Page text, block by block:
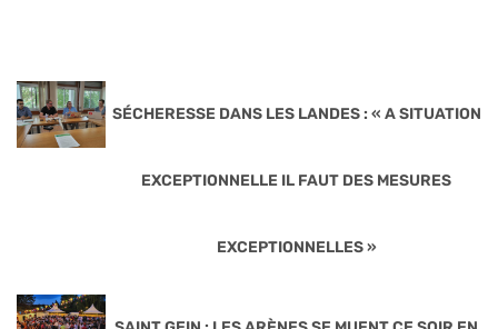
SÉCHERESSE DANS LES LANDES : « A SITUATION
EXCEPTIONNELLE IL FAUT DES MESURES
EXCEPTIONNELLES »